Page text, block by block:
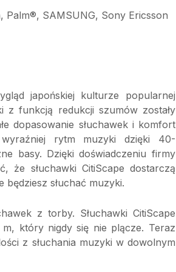
Palm®, SAMSUNG, Sony Ericsson
japońskiej kulturze popularnej
z funkcją redukcji szumów zostały
dopasowanie słuchawek i komfort
wyraźniej rytm muzyki dzięki 40-
basy. Dzięki doświadczeniu firmy
że słuchawki CitiScape dostarczą
słuchać muzyki.
z torby. Słuchawki CitiScape
który nigdy się nie plącze. Teraz
z słuchania muzyki w dowolnym